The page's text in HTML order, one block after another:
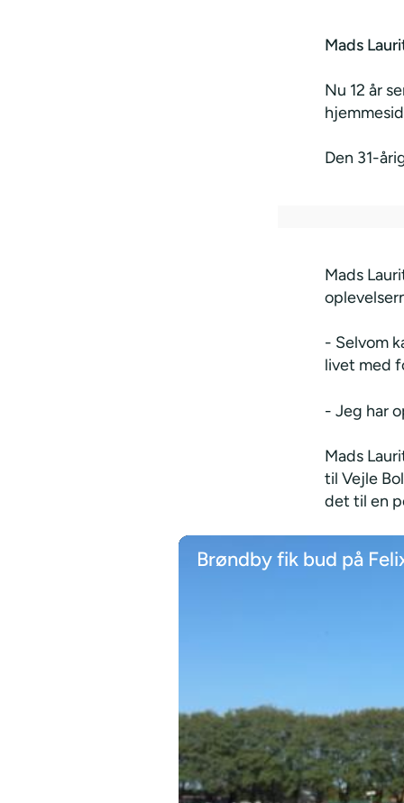
Mads
Nu 12 år
Den 31-
Mads
- Selvom
livet med
- Jeg har
Mads
til Vejle
det til en
Brøndby fik bud på